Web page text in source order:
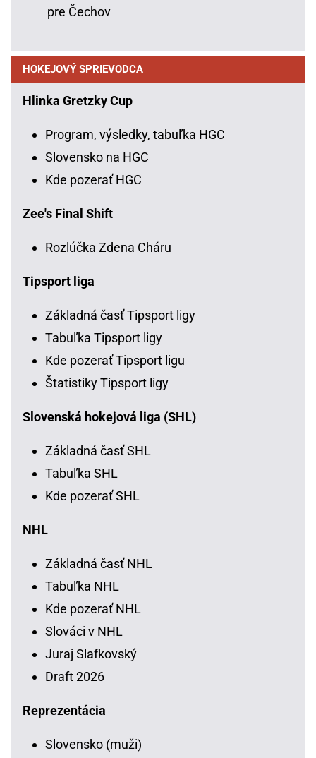
pre Čechov
HOKEJOVÝ SPRIEVODCA
Hlinka Gretzky Cup
Program, výsledky, tabuľka HGC
Slovensko na HGC
Kde pozerať HGC
Zee's Final Shift
Rozlúčka Zdena Cháru
Tipsport liga
Základná časť Tipsport ligy
Tabuľka Tipsport ligy
Kde pozerať Tipsport ligu
Štatistiky Tipsport ligy
Slovenská hokejová liga (SHL)
Základná časť SHL
Tabuľka SHL
Kde pozerať SHL
NHL
Základná časť NHL
Tabuľka NHL
Kde pozerať NHL
Slováci v NHL
Juraj Slafkovský
Draft 2026
Reprezentácia
Slovensko (muži)